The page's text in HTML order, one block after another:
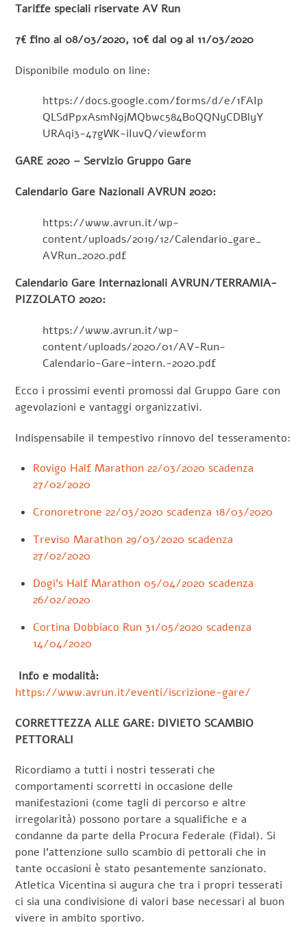
Tariffe speciali riservate AV Run
7€ fino al 08/03/2020, 10€ dal 09 al 11/03/2020
Disponibile modulo on line:
https://docs.google.com/forms/d/e/1FAIp
QLSdPpxAsmN9jMQbwc584BoQQNyCDBlyY
URAqi3-47gWK-iIuvQ/viewform
GARE 2020 – Servizio Gruppo Gare
Calendario Gare Nazionali AVRUN 2020:
https://www.avrun.it/wp-
content/uploads/2019/12/Calendario_gare_
AVRun_2020.pdf
Calendario Gare Internazionali AVRUN/TERRAMIA-
PIZZOLATO 2020:
https://www.avrun.it/wp-
content/uploads/2020/01/AV-Run-
Calendario-Gare-intern.-2020.pdf
Ecco i prossimi eventi promossi dal Gruppo Gare con
agevolazioni e vantaggi organizzativi.
Indispensabile il tempestivo rinnovo del tesseramento:
Rovigo Half Marathon 22/03/2020 scadenza
27/02/2020
Cronoretrone 22/03/2020 scadenza 18/03/2020
Treviso Marathon 29/03/2020 scadenza
27/02/2020
Dogi’s Half Marathon 05/04/2020 scadenza
26/02/2020
Cortina Dobbiaco Run 31/05/2020 scadenza
14/04/2020
Info e modalità:
https://www.avrun.it/eventi/iscrizione-gare/
CORRETTEZZA ALLE GARE: DIVIETO SCAMBIO
PETTORALI
Ricordiamo a tutti i nostri tesserati che
comportamenti scorretti in occasione delle
manifestazioni (come tagli di percorso e altre
irregolarità) possono portare a squalifiche e a
condanne da parte della Procura Federale (Fidal). Si
pone l’attenzione sullo scambio di pettorali che in
tante occasioni è stato pesantemente sanzionato.
Atletica Vicentina si augura che tra i propri tesserati
ci sia una condivisione di valori base necessari al buon
vivere in ambito sportivo.